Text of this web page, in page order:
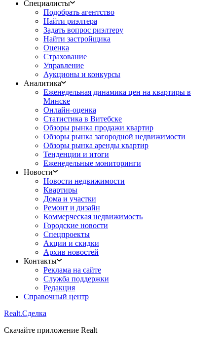
Специалисты
Подобрать агентство
Найти риэлтера
Задать вопрос риэлтеру
Найти застройщика
Оценка
Страхование
Управление
Аукционы и конкурсы
Аналитика
Еженедельная динамика цен на квартиры в
Минске
Онлайн-оценка
Статистика в Витебске
Обзоры рынка продажи квартир
Обзоры рынка загородной недвижимости
Обзоры рынка аренды квартир
Тенденции и итоги
Еженедельные мониторинги
Новости
Новости недвижимости
Квартиры
Дома и участки
Ремонт и дизайн
Коммерческая недвижимость
Городские новости
Спецпроекты
Акции и скидки
Архив новостей
Контакты
Реклама на сайте
Служба поддержки
Редакция
Справочный центр
Realt.Сделка
Скачайте приложение Realt